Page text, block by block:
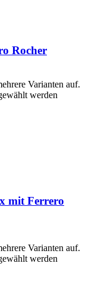
Rocher
Varianten auf.
werden
mit Ferrero
Varianten auf.
werden